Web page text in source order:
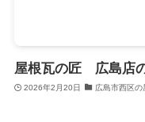
屋根瓦の匠 広島店
2026年2月20日 広島市西区の